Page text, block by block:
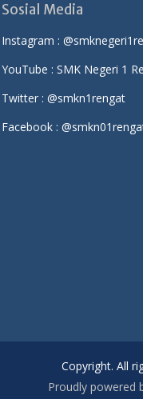
Sosial Media
Instagram :
YouTube : SMK Negeri 1
Twitter : @smkn1rengat
Facebook :
Copyright. All
Proudly powered